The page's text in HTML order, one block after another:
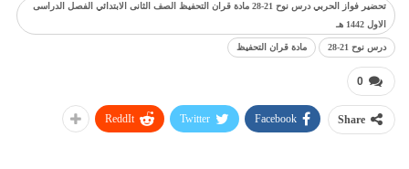
تحضير فواز الحربي درس نوح 21-28 مادة قران التحفيظ الصف الثانى الابتدائي الفصل الدراسى
الاول 1442 هـ
درس نوح 21-28 مادة قران التحفيظ
0
Share
Facebook
Twitter
ReddIt